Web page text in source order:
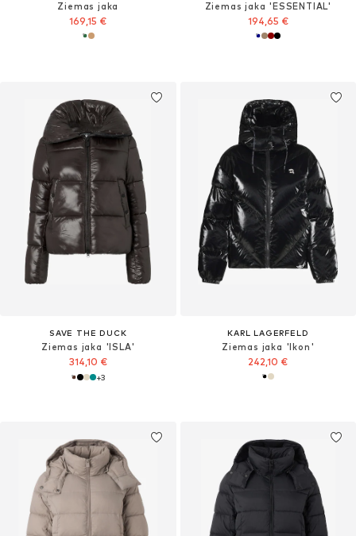
Ziemas jaka
169,15 €
Ziemas jaka 'ESSENTIAL'
194,65 €
SAVE THE DUCK
Ziemas jaka 'ISLA'
314,10 €
+3
KARL LAGERFELD
Ziemas jaka 'Ikon'
242,10 €